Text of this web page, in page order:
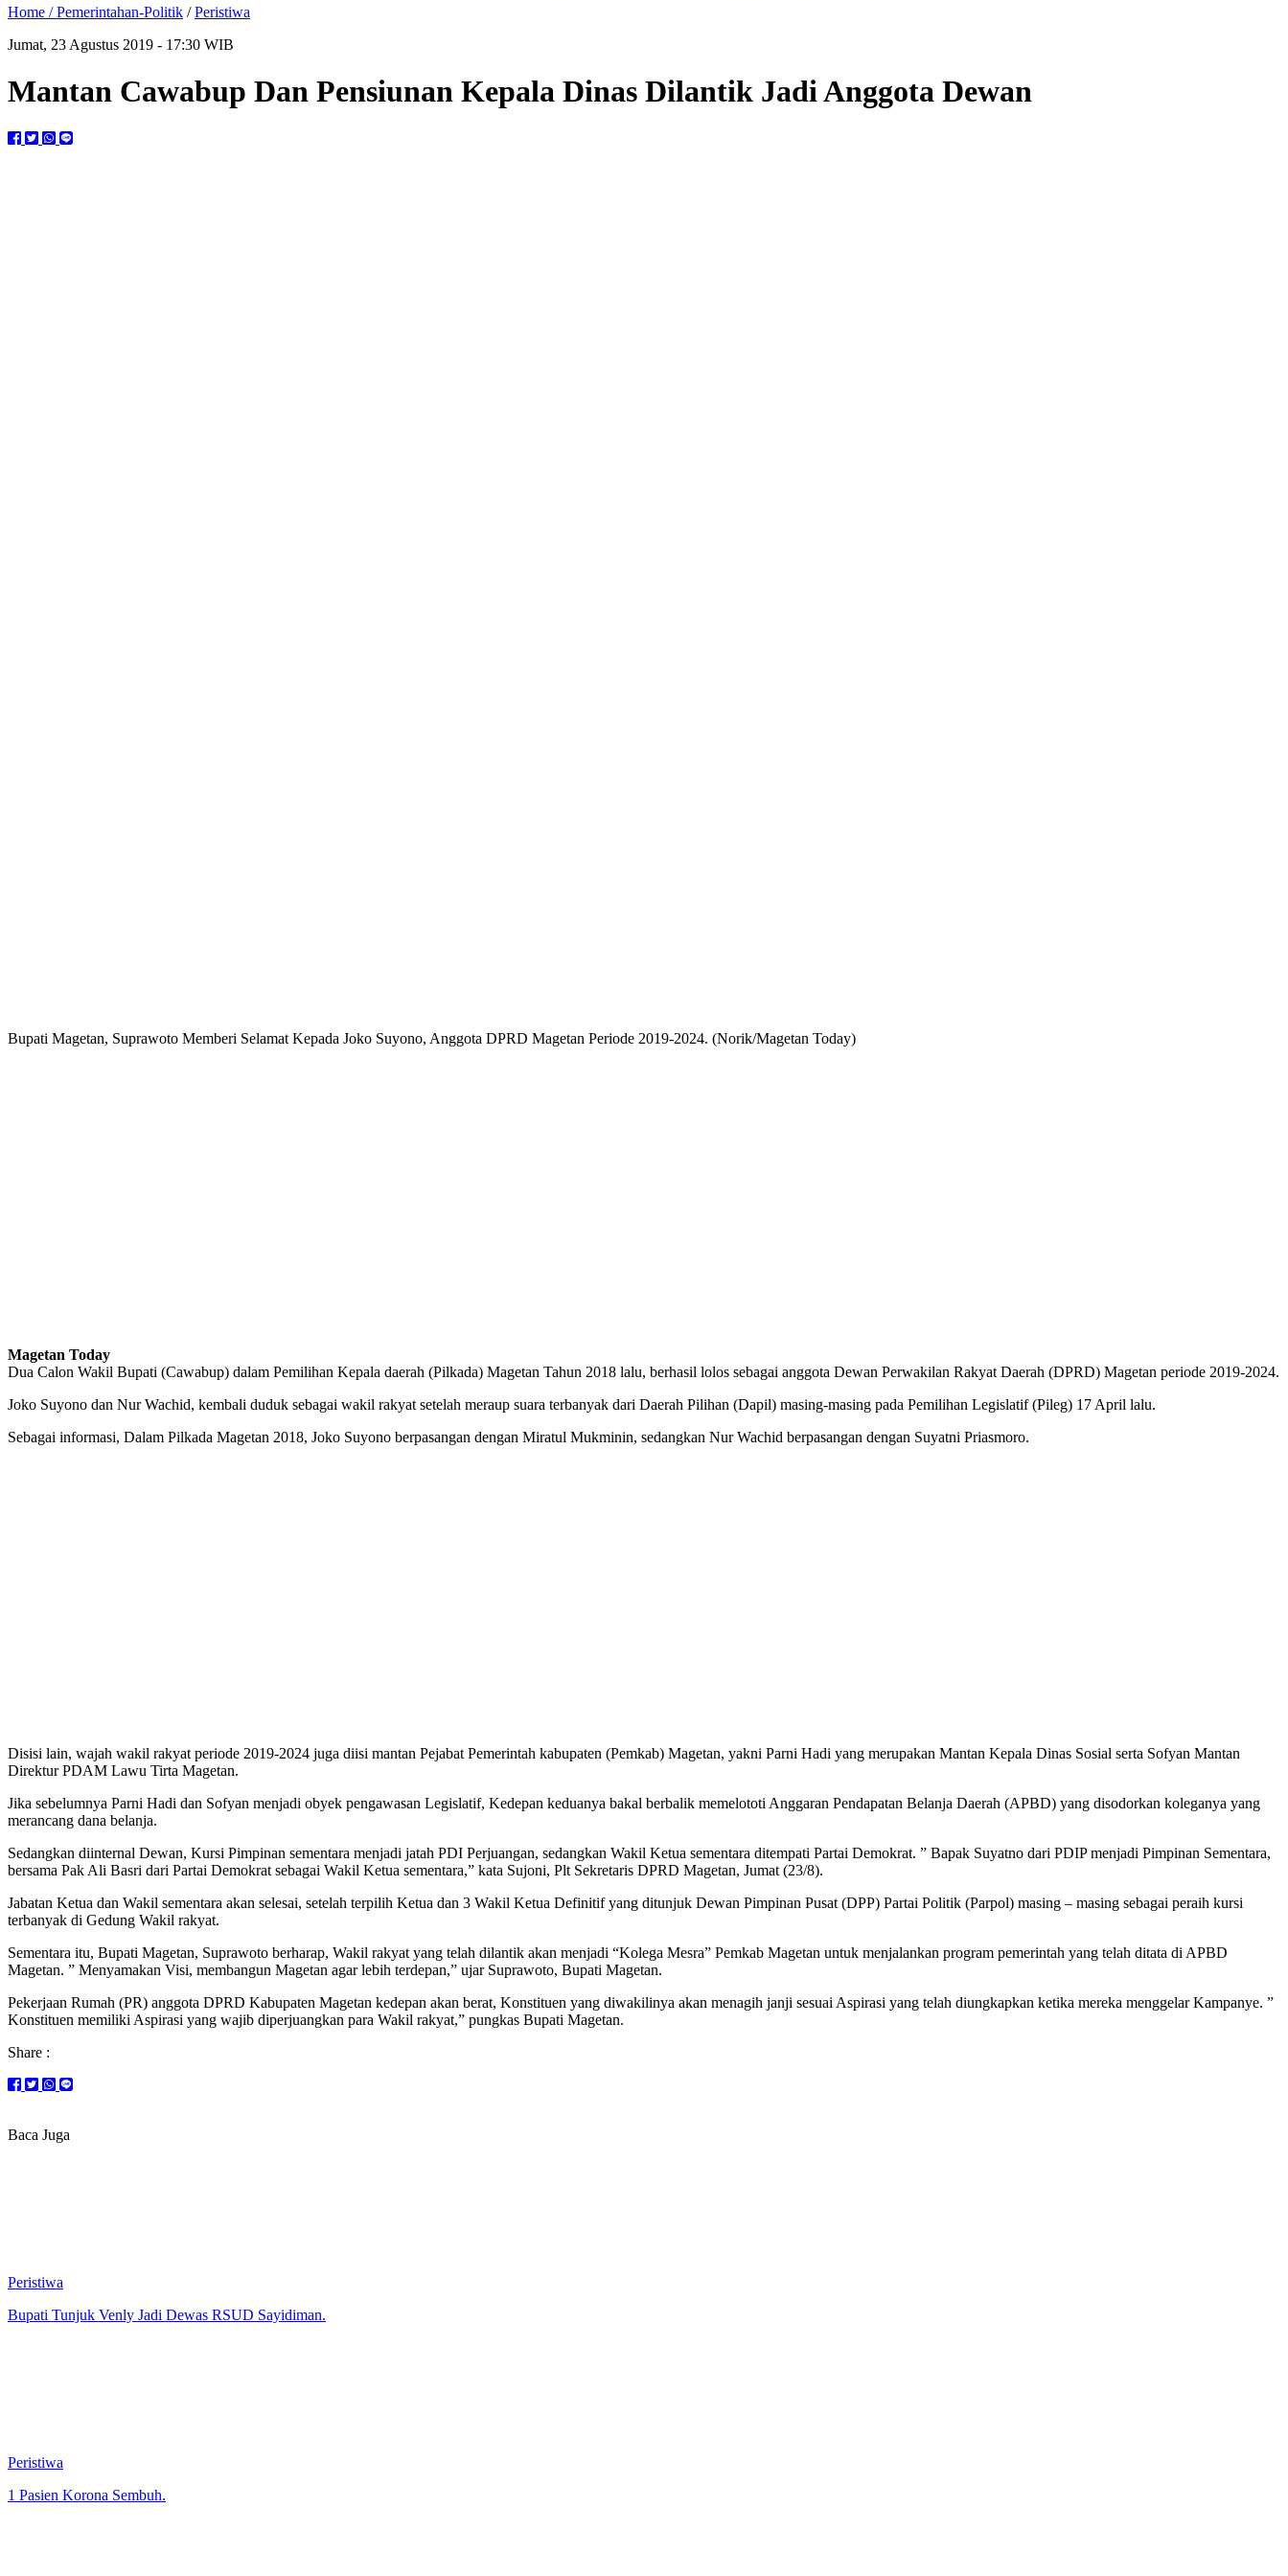
Home /Pemerintahan-Politik /Peristiwa
Jumat, 23 Agustus 2019 - 17:30 WIB
Mantan Cawabup Dan Pensiunan Kepala Dinas Dilantik Jadi Anggota Dewan
Bupati Magetan, Suprawoto Memberi Selamat Kepada Joko Suyono, Anggota DPRD Magetan Periode 2019-2024. (Norik/Magetan Today)
Magetan Today
Dua Calon Wakil Bupati (Cawabup) dalam Pemilihan Kepala daerah (Pilkada) Magetan Tahun 2018 lalu, berhasil lolos sebagai anggota Dewan Perwakilan Rakyat Daerah (DPRD) Magetan periode 2019-2024.
Joko Suyono dan Nur Wachid, kembali duduk sebagai wakil rakyat setelah meraup suara terbanyak dari Daerah Pilihan (Dapil) masing-masing pada Pemilihan Legislatif (Pileg) 17 April lalu.
Sebagai informasi, Dalam Pilkada Magetan 2018, Joko Suyono berpasangan dengan Miratul Mukminin, sedangkan Nur Wachid berpasangan dengan Suyatni Priasmoro.
Disisi lain, wajah wakil rakyat periode 2019-2024 juga diisi mantan Pejabat Pemerintah kabupaten (Pemkab) Magetan, yakni Parni Hadi yang merupakan Mantan Kepala Dinas Sosial serta Sofyan Mantan
Direktur PDAM Lawu Tirta Magetan.
Jika sebelumnya Parni Hadi dan Sofyan menjadi obyek pengawasan Legislatif, Kedepan keduanya bakal berbalik memelototi Anggaran Pendapatan Belanja Daerah (APBD) yang disodorkan koleganya yang
merancang dana belanja.
Sedangkan diinternal Dewan, Kursi Pimpinan sementara menjadi jatah PDI Perjuangan, sedangkan Wakil Ketua sementara ditempati Partai Demokrat. ” Bapak Suyatno dari PDIP menjadi Pimpinan Sementara,
bersama Pak Ali Basri dari Partai Demokrat sebagai Wakil Ketua sementara,” kata Sujoni, Plt Sekretaris DPRD Magetan, Jumat (23/8).
Jabatan Ketua dan Wakil sementara akan selesai, setelah terpilih Ketua dan 3 Wakil Ketua Definitif yang ditunjuk Dewan Pimpinan Pusat (DPP) Partai Politik (Parpol) masing – masing sebagai peraih kursi
terbanyak di Gedung Wakil rakyat.
Sementara itu, Bupati Magetan, Suprawoto berharap, Wakil rakyat yang telah dilantik akan menjadi “Kolega Mesra” Pemkab Magetan untuk menjalankan program pemerintah yang telah ditata di APBD
Magetan. ” Menyamakan Visi, membangun Magetan agar lebih terdepan,” ujar Suprawoto, Bupati Magetan.
Pekerjaan Rumah (PR) anggota DPRD Kabupaten Magetan kedepan akan berat, Konstituen yang diwakilinya akan menagih janji sesuai Aspirasi yang telah diungkapkan ketika mereka menggelar Kampanye. ”
Konstituen memiliki Aspirasi yang wajib diperjuangkan para Wakil rakyat,” pungkas Bupati Magetan.
Share :
Baca Juga
Peristiwa
Bupati Tunjuk Venly Jadi Dewas RSUD Sayidiman.
Peristiwa
1 Pasien Korona Sembuh.